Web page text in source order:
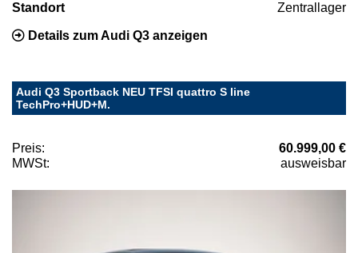
Standort Zentrallager
Details zum Audi Q3 anzeigen
Audi Q3 Sportback NEU TFSI quattro S line
TechPro+HUD+M.
Preis:
60.999,00 €
MWSt:
ausweisbar